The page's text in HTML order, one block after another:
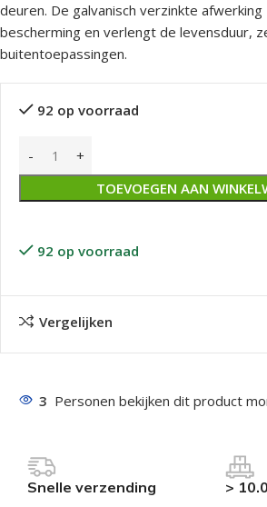
deuren. De galvanisch verzinkte
bescherming en verlengt de levensduur,
buitentoepassingen.
92 op voorraad
TOEVOEGEN AAN
92 op voorraad
Vergelijken
3 Personen bekijken dit product
Snelle verzending >